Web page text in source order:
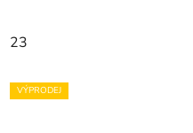
23
VÝPRODEJ